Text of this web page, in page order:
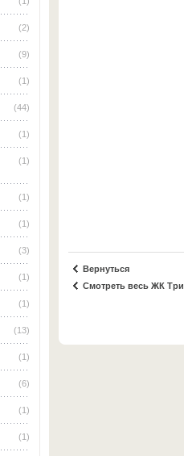
(2)
(9)
(1)
(44)
(1)
(1)
(1)
(1)
(3)
(1)
(1)
(13)
(1)
(6)
(1)
(1)
Вернуться
Смотреть весь ЖК